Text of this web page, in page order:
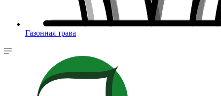
Газонная трава